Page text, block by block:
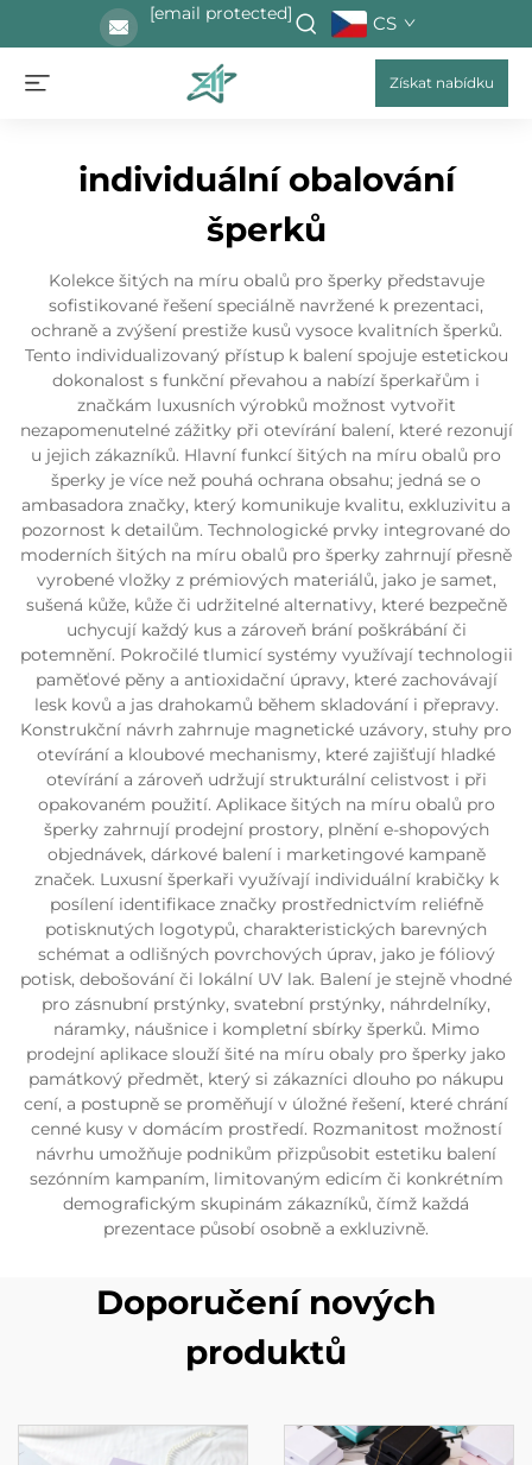
[email protected] CS
Získat nabídku
individuální obalování
šperků
Kolekce šitých na míru obalů pro šperky představuje
sofistikované řešení speciálně navržené k prezentaci,
ochraně a zvýšení prestiže kusů vysoce kvalitních šperků.
Tento individualizovaný přístup k balení spojuje estetickou
dokonalost s funkční převahou a nabízí šperkařům i
značkám luxusních výrobků možnost vytvořit
nezapomenutelné zážitky při otevírání balení, které rezonují
u jejich zákazníků. Hlavní funkcí šitých na míru obalů pro
šperky je více než pouhá ochrana obsahu; jedná se o
ambasadora značky, který komunikuje kvalitu, exkluzivitu a
pozornost k detailům. Technologické prvky integrované do
moderních šitých na míru obalů pro šperky zahrnují přesně
vyrobené vložky z prémiových materiálů, jako je samet,
sušená kůže, kůže či udržitelné alternativy, které bezpečně
uchycují každý kus a zároveň brání poškrábání či
potemnění. Pokročilé tlumicí systémy využívají technologii
paměťové pěny a antioxidační úpravy, které zachovávají
lesk kovů a jas drahokamů během skladování i přepravy.
Konstrukční návrh zahrnuje magnetické uzávory, stuhy pro
otevírání a kloubové mechanismy, které zajišťují hladké
otevírání a zároveň udržují strukturální celistvost i při
opakovaném použití. Aplikace šitých na míru obalů pro
šperky zahrnují prodejní prostory, plnění e-shopových
objednávek, dárkové balení i marketingové kampaně
značek. Luxusní šperkaři využívají individuální krabičky k
posílení identifikace značky prostřednictvím reliéfně
potisknutých logotypů, charakteristických barevných
schémat a odlišných povrchových úprav, jako je fóliový
potisk, debošování či lokální UV lak. Balení je stejně vhodné
pro zásnubní prstýnky, svatební prstýnky, náhrdelníky,
náramky, náušnice i kompletní sbírky šperků. Mimo
prodejní aplikace slouží šité na míru obaly pro šperky jako
památkový předmět, který si zákazníci dlouho po nákupu
cení, a postupně se proměňují v úložné řešení, které chrání
cenné kusy v domácím prostředí. Rozmanitost možností
návrhu umožňuje podnikům přizpůsobit estetiku balení
sezónním kampaním, limitovaným edicím či konkrétním
demografickým skupinám zákazníků, čímž každá
prezentace působí osobně a exkluzivně.
Doporučení nových
produktů